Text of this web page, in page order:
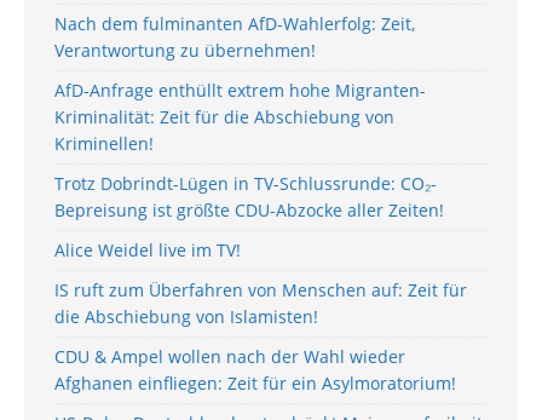
Nach dem fulminanten AfD-Wahlerfolg: Zeit,
Verantwortung zu übernehmen!
AfD-Anfrage enthüllt extrem hohe Migranten-
Kriminalität: Zeit für die Abschiebung von
Kriminellen!
Trotz Dobrindt-Lügen in TV-Schlussrunde: CO₂-
Bepreisung ist größte CDU-Abzocke aller Zeiten!
Alice Weidel live im TV!
IS ruft zum Überfahren von Menschen auf: Zeit für
die Abschiebung von Islamisten!
CDU & Ampel wollen nach der Wahl wieder
Afghanen einfliegen: Zeit für ein Asylmoratorium!